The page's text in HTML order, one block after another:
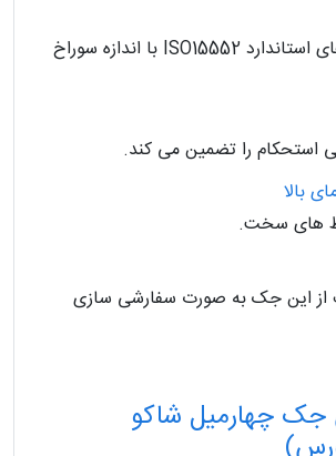
کوتاهتر از سیلندرهای استاندارد ISO15552 با اندازه سوراخ
استحکام را تضمین می کند.
بالا
های سخت.
این جک به صورت سفارشی سازی
چهارمیل شاکو